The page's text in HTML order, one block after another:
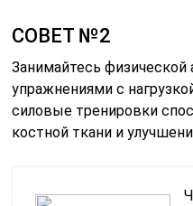
СОВЕТ №2
Занимайтесь
упражнениями с
силовые тренировки
костной ткани и